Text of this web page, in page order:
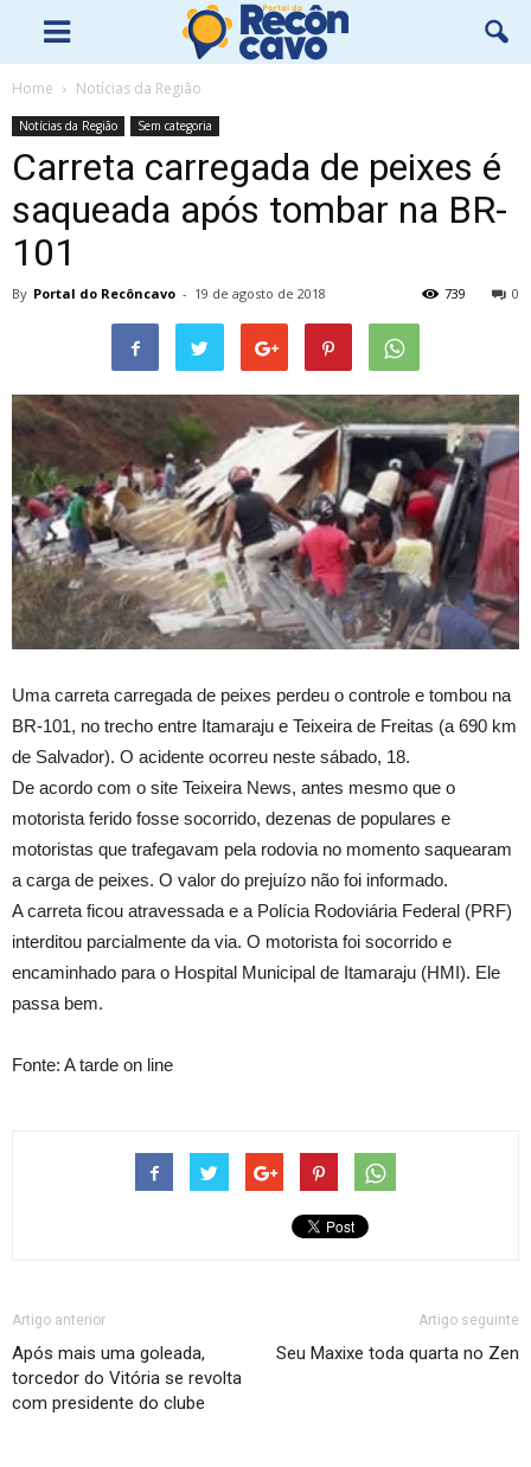
Home Notícias da Região
Notícias da Região Sem categoria
Carreta carregada de peixes é
saqueada após tombar na BR-
101
By Portal do Recôncavo - 19 de agosto de 2018 0
739
Uma carreta carregada de peixes perdeu o controle e tombou na
BR-101, no trecho entre Itamaraju e Teixeira de Freitas (a 690 km
de Salvador). O acidente ocorreu neste sábado, 18.
De acordo com o site Teixeira News, antes mesmo que o
motorista ferido fosse socorrido, dezenas de populares e
motoristas que trafegavam pela rodovia no momento saquearam
a carga de peixes. O valor do prejuízo não foi informado.
A carreta ficou atravessada e a Polícia Rodoviária Federal (PRF)
interditou parcialmente da via. O motorista foi socorrido e
encaminhado para o Hospital Municipal de Itamaraju (HMI). Ele
passa bem.
Fonte: A tarde on line
Artigo anterior
Após mais uma goleada,
torcedor do Vitória se revolta
com presidente do clube
Artigo seguinte
Seu Maxixe toda quarta no Zen